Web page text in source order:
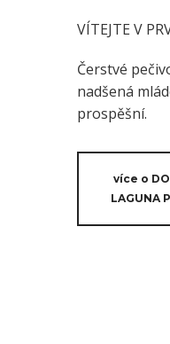
VÍTEJTE V
Čerstvé
nadšená
prospěšní.
více o
LAGUNA